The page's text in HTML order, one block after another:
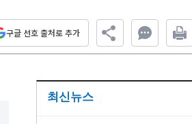
구글 선호 출처로 추가
최신뉴스